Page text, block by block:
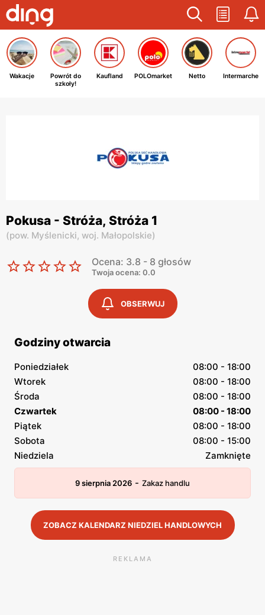
Wakacje
Powrót do
szkoły!
Kaufland POLOmarket Netto Intermarche
Pokusa - Stróża, Stróża 1
(pow. Myślenicki, woj. Małopolskie)
Ocena: 3.8 - 8 głosów
Twoja ocena: 0.0
OBSERWUJ
Godziny otwarcia
Poniedziałek
08:00 - 18:00
Wtorek
08:00 - 18:00
Środa
08:00 - 18:00
Czwartek
08:00 - 18:00
Piątek
08:00 - 18:00
Sobota
08:00 - 15:00
Niedziela
Zamknięte
9 sierpnia 2026 - Zakaz handlu
ZOBACZ KALENDARZ NIEDZIEL HANDLOWYCH
REKLAMA